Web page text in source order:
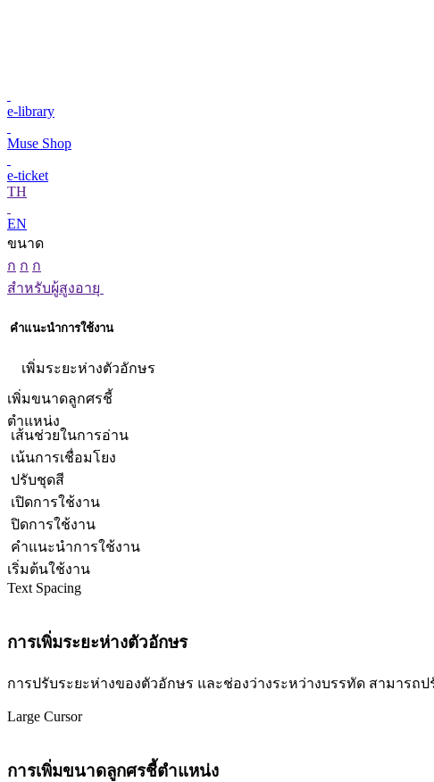
e-library
Muse Shop
e-ticket
TH
EN
ขนาด
ก ก ก
สำหรับผู้สูงอายุ
คำแนะนำการใช้งาน
เพิ่มระยะห่างตัวอักษร
เพิ่มขนาดลูกศรชี้
ตำแหน่ง
เส้นช่วยในการอ่าน
เน้นการเชื่อมโยง
ปรับชุดสี
เปิดการใช้งาน
ปิดการใช้งาน
คำแนะนำการใช้งาน
เริ่มต้นใช้งาน
Text Spacing
การเพิ่มระยะห่างตัวอักษร
การปรับระยะห่างของตัวอักษร และช่องว่างระหว่างบรรทัด สามารถ
Large Cursor
การเพิ่มขนาดลูกศรชี้ตำแหน่ง